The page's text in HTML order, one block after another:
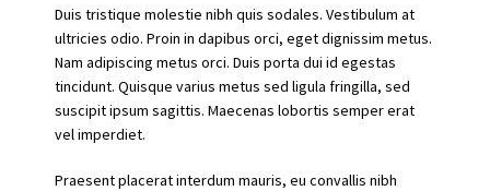
Duis tristique molestie nibh quis sodales. Vestibulum at
ultricies odio. Proin in dapibus orci, eget dignissim metus.
Nam adipiscing metus orci. Duis porta dui id egestas
tincidunt. Quisque varius metus sed ligula fringilla, sed
suscipit ipsum sagittis. Maecenas lobortis semper erat
vel imperdiet.
Praesent placerat interdum mauris, eu convallis nibh